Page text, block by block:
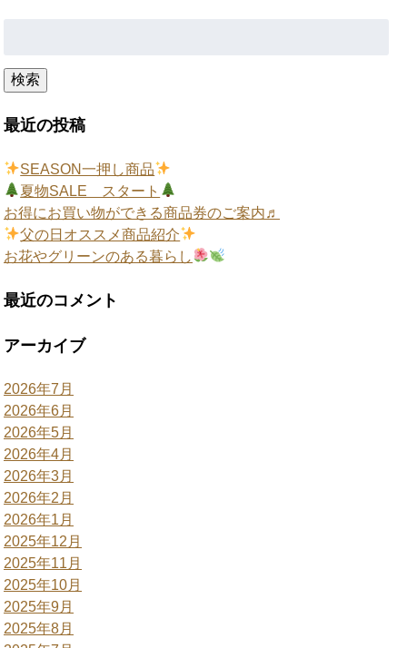
検索
最近の投稿
SEASON一押し商品
夏物SALE スタート
お得にお買い物ができる商品券のご案内♬
父の日オススメ商品紹介
お花やグリーンのある暮らし
最近のコメント
アーカイブ
2026年7月
2026年6月
2026年5月
2026年4月
2026年3月
2026年2月
2026年1月
2025年12月
2025年11月
2025年10月
2025年9月
2025年8月